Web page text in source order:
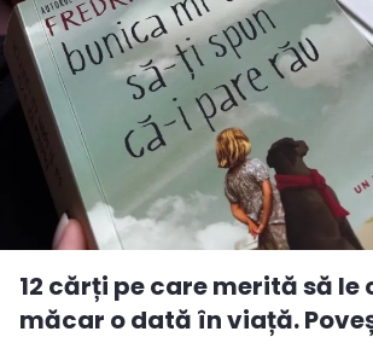
12 cărți pe care merită să le
măcar o dată în viață.